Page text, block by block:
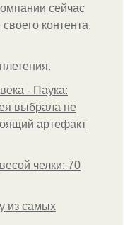
сейчас
контента,
- Паука:
выбрала не
артефакт
челки: 70
из самых